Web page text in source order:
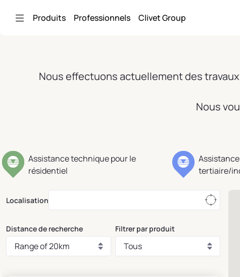
Produits Professionnels Clivet Group
Nous effectuons actuellement des
Nous
Assistance technique pour le
résidentiel
tertiaire/
Localisation
Distance de recherche Filtrer par produit